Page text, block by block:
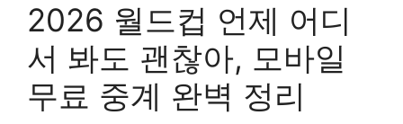
2026 월드컵 언제 어디
서 봐도 괜찮아, 모바일
무료 중계 완벽 정리